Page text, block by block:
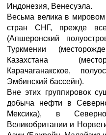
Индонезия, Венесуэла.
Весьма велика в
стран СНГ, прежде
(Апшеронский
Туркмении
Казахстана
Карачаганакское,
Эмбинский бассейн).
Вне этих группировок
добыча нефти в
Мексика), в
Великобритании и